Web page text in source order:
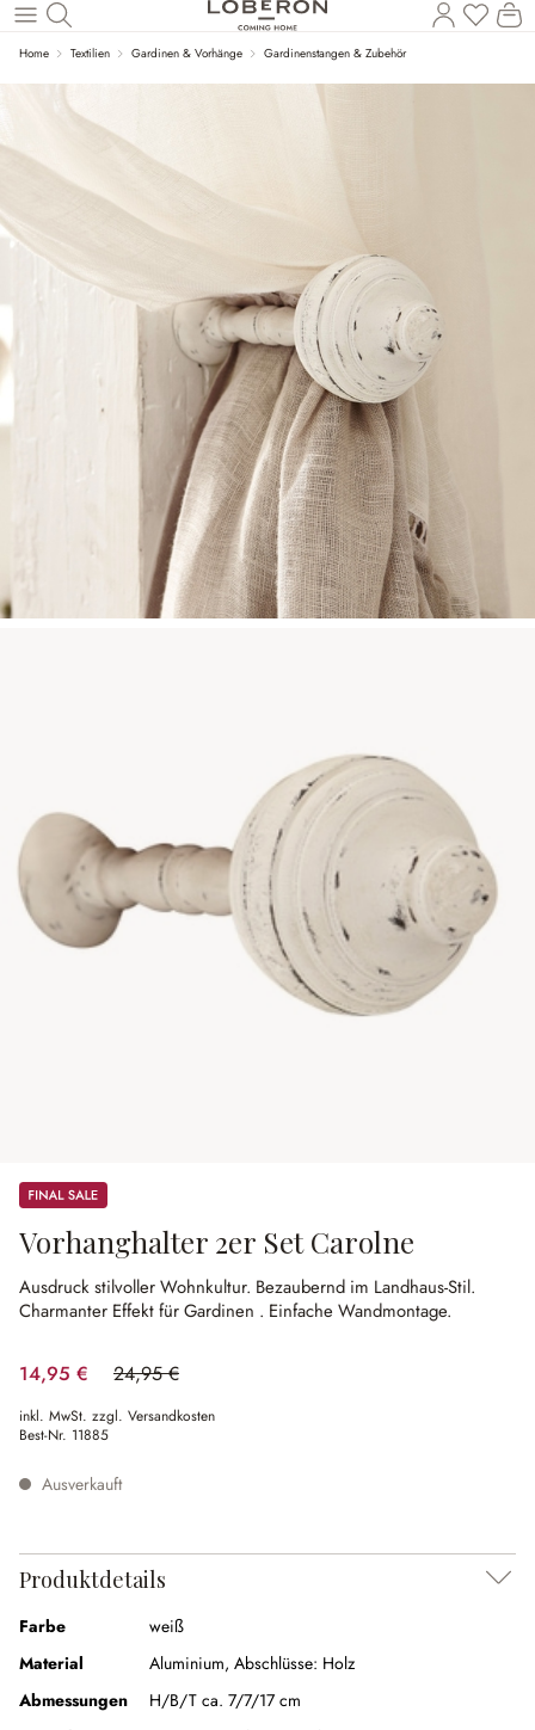
Zum Hauptinhalt springen
Du
Home Textilien Gardinen & Vorhänge Gardinenstangen & Zubehör
Sale
Vorhanghalter 2er Set Carolne
Ausdruck stilvoller Wohnkultur. Bezaubernd im Landhaus-Stil.
Charmanter Effekt für Gardinen . Einfache Wandmontage.
14,95 € 24,95 €
(40.08% gespart)
inkl. MwSt. zzgl. Versandkosten
Best-Nr. 11885
Ausverkauft
Produktdetails
Farbe
weiß
Material
Aluminium, Abschlüsse: Holz
Abmessungen
H/B/T ca. 7/7/17 cm